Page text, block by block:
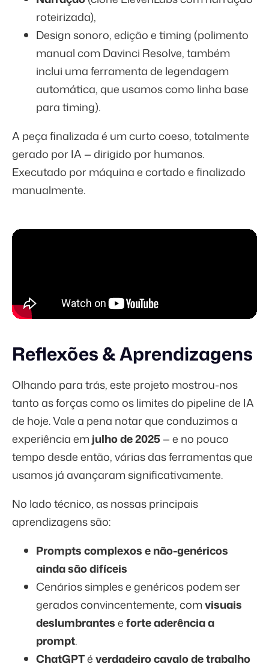
roteirizada),
Design sonoro, edição e timing (polimento
manual com Davinci Resolve, também
inclui uma ferramenta de legendagem
automática, que usamos como linha base
para timing).
A peça finalizada é um curto coeso, totalmente
gerado por IA — dirigido por humanos.
Executado por máquina e cortado e finalizado
manualmente.
Reflexões & Aprendizagens
Olhando para trás, este projeto mostrou-nos
tanto as forças como os limites do pipeline de IA
de hoje. Vale a pena notar que conduzimos a
experiência emjulho de 2025— e no pouco
tempo desde então, várias das ferramentas que
usamos já avançaram significativamente.
No lado técnico, as nossas principais
aprendizagens são:
Prompts complexos e não-genéricos
ainda são difíceis
Cenários simples e genéricos podem ser
gerados convincentemente, comvisuais
deslumbranteseforte aderência a
prompt.
ChatGPTéverdadeiro cavalo de trabalho